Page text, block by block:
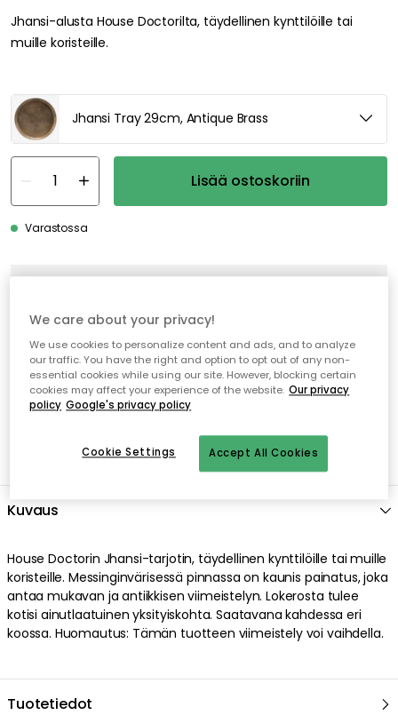
Jhansi-alusta House Doctorilta, täydellinen kynttilöille tai
muille koristeille.
Jhansi Tray 29cm, Antique Brass
Lisää ostoskoriin
Varastossa
Nopeat ja joustavat toimitukset
Avoin palautusoikeus 30 päivän ajan
Kuvaus
House Doctorin Jhansi-tarjotin, täydellinen kynttilöille tai muille
koristeille. Messinginvärisessä pinnassa on kaunis painatus, joka
antaa mukavan ja antiikkisen viimeistelyn. Lokerosta tulee
kotisi ainutlaatuinen yksityiskohta. Saatavana kahdessa eri
koossa. Huomautus: Tämän tuotteen viimeistely voi vaihdella.
Tuotetiedot
We care about your privacy!
We use cookies to personalize content and ads, and to analyze
our traffic. You have the right and option to opt out of any non-
essential cookies while using our site. However, blocking certain
cookies may affect your experience of the website. Our privacy
policy Google's privacy policy
Accept All Cookies
Cookie Settings